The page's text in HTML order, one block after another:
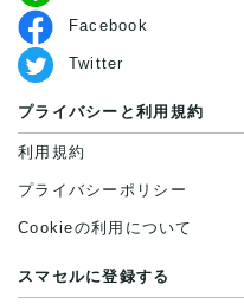
Facebook
Twitter
プライバシーと利用規約
利用規約
プライバシーポリシー
Cookieの利用について
スマセルに登録する